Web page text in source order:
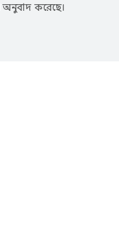
অনুবাদ করেছে।